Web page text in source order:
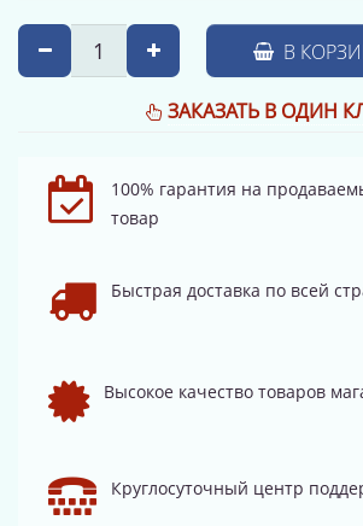
В
ЗАКАЗАТЬ В ОДИН
100% гарантия на
товар
Быстрая доставка по всей
Высокое качество товаров
Круглосуточный центр